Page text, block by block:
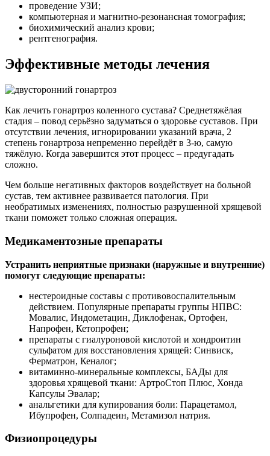
проведение УЗИ;
компьютерная и магнитно-резонансная томография;
биохимический анализ крови;
рентгенография.
Эффективные методы лечения
Как лечить гонартроз коленного сустава? Среднетяжёлая
стадия – повод серьёзно задуматься о здоровье суставов. При
отсутствии лечения, игнорировании указаний врача, 2
степень гонартроза непременно перейдёт в 3-ю, самую
тяжёлую. Когда завершится этот процесс – предугадать
сложно.
Чем больше негативных факторов воздействует на больной
сустав, тем активнее развивается патология. При
необратимых изменениях, полностью разрушенной хрящевой
ткани поможет только сложная операция.
Медикаментозные препараты
Устранить неприятные признаки (наружные и внутренние)
помогут следующие препараты:
нестероидные составы с противовоспалительным
действием. Популярные препараты группы НПВС:
Мовалис, Индометацин, Диклофенак, Ортофен,
Напрофен, Кетопрофен;
препараты с гиалуроновой кислотой и хондроитин
сульфатом для восстановления хрящей: Синвиск,
Ферматрон, Кеналог;
витаминно-минеральные комплексы, БАДы для
здоровья хрящевой ткани: АртроСтоп Плюс, Хонда
Капсулы Эвалар;
анальгетики для купирования боли: Парацетамол,
Ибупрофен, Солпадеин, Метамизол натрия.
Физиопроцедуры